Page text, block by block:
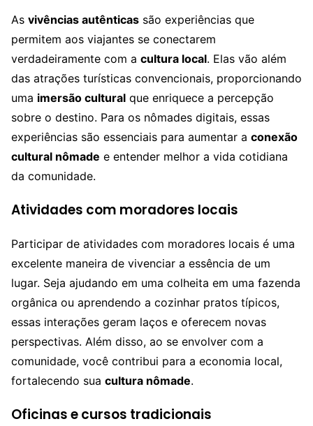
As vivências autênticas são experiências que
permitem aos viajantes se conectarem
verdadeiramente com a cultura local. Elas vão além
das atrações turísticas convencionais, proporcionando
uma imersão cultural que enriquece a percepção
sobre o destino. Para os nômades digitais, essas
experiências são essenciais para aumentar a conexão
cultural nômade e entender melhor a vida cotidiana
da comunidade.
Atividades com moradores locais
Participar de atividades com moradores locais é uma
excelente maneira de vivenciar a essência de um
lugar. Seja ajudando em uma colheita em uma fazenda
orgânica ou aprendendo a cozinhar pratos típicos,
essas interações geram laços e oferecem novas
perspectivas. Além disso, ao se envolver com a
comunidade, você contribui para a economia local,
fortalecendo sua cultura nômade.
Oficinas e cursos tradicionais